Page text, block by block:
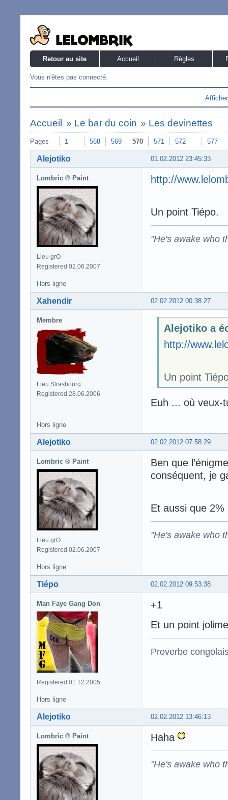
Retour au site Accueil Règles
Vous n'êtes pas connecté.
Accueil » Le bar du coin » Les devinettes
Pages 1 568 569 570 571 572 577
01.02.2012 23:45:33
Alejotiko
Lombric ® Paint
Lieu grO
Registered 02.06.2007
http://
Un point Tiépo.
"He's awake who
Hors ligne
02.02.2012 00:38:27
Xahendir
Membre
Lieu Strasbourg
Registered 28.06.2006
Alejotiko a
http://
Un point
Euh ... où veux-
Hors ligne
02.02.2012 07:58:29
Alejotiko
Lombric ® Paint
Lieu grO
Registered 02.06.2007
Ben que
conséquent, je
Et aussi que
"He's awake who
Hors ligne
02.02.2012 09:53:38
Tiépo
Man Faye Gang Don
Registered 01.12.2005
+1
Et un point
Proverbe
Hors ligne
02.02.2012 13:46:13
Alejotiko
Lombric ® Paint Haha
"He's awake who